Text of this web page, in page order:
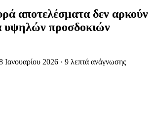
αποτελέσματα δεν αρκούν
υψηλών προσδοκιών
Ιανουαρίου 2026 · 9 λεπτά ανάγνωσης